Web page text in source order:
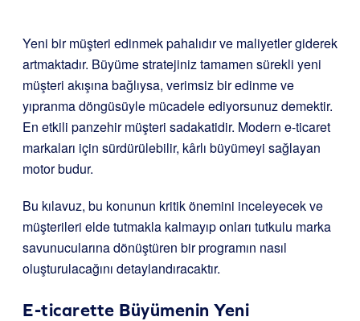
Yeni bir müşteri edinmek pahalıdır ve maliyetler giderek
artmaktadır. Büyüme stratejiniz tamamen sürekli yeni
müşteri akışına bağlıysa, verimsiz bir edinme ve
yıpranma döngüsüyle mücadele ediyorsunuz demektir.
En etkili panzehir müşteri sadakatidir. Modern e-ticaret
markaları için sürdürülebilir, kârlı büyümeyi sağlayan
motor budur.
Bu kılavuz, bu konunun kritik önemini inceleyecek ve
müşterileri elde tutmakla kalmayıp onları tutkulu marka
savunucularına dönüştüren bir programın nasıl
oluşturulacağını detaylandıracaktır.
E-ticarette Büyümenin Yeni